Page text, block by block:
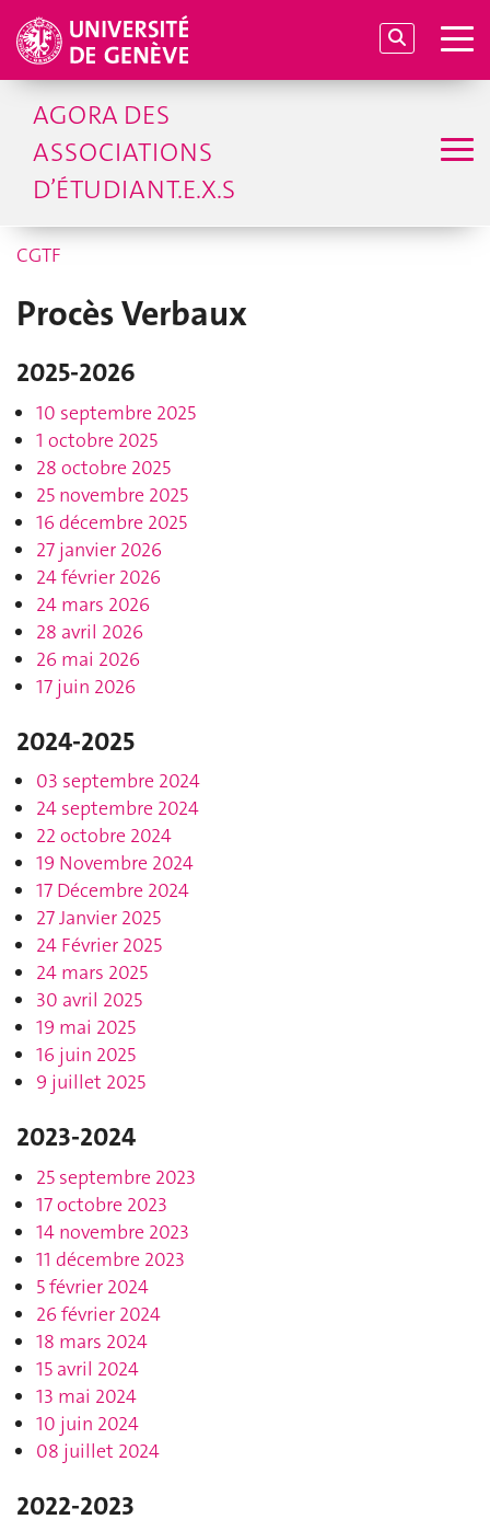
AGORA DES
ASSOCIATIONS
D’ÉTUDIANT.E.X.S
CGTF
Procès Verbaux
2025-2026
10 septembre 2025
1 octobre 2025
28 octobre 2025
25 novembre 2025
16 décembre 2025
27 janvier 2026
24 février 2026
24 mars 2026
28 avril 2026
26 mai 2026
17 juin 2026
2024-2025
03 septembre 2024
24 septembre 2024
22 octobre 2024
19 Novembre 2024
17 Décembre 2024
27 Janvier 2025
24 Février 2025
24 mars 2025
30 avril 2025
19 mai 2025
16 juin 2025
9 juillet 2025
2023-2024
25 septembre 2023
17 octobre 2023
14 novembre 2023
11 décembre 2023
5 février 2024
26 février 2024
18 mars 2024
15 avril 2024
13 mai 2024
10 juin 2024
08 juillet 2024
2022-2023